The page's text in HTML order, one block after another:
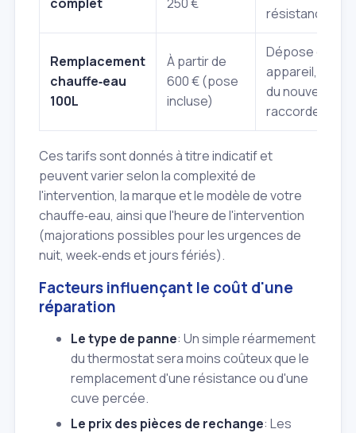
résistance.
Remplacement
chauffe‑eau
100L
À partir de
600 € (pose
incluse)
Dépose de
appareil,
du nouveau,
Ces tarifs sont donnés à titre indicatif et
peuvent varier selon la complexité de
l'intervention, la marque et le modèle de votre
chauffe‑eau, ainsi que l'heure de l'intervention
(majorations possibles pour les urgences de
nuit, week‑ends et jours fériés).
Facteurs influençant le coût d'une
réparation
Le type de panne: Un simple réarmement
du thermostat sera moins coûteux que le
remplacement d'une résistance ou d'une
cuve percée.
Le prix des pièces de rechange: Les